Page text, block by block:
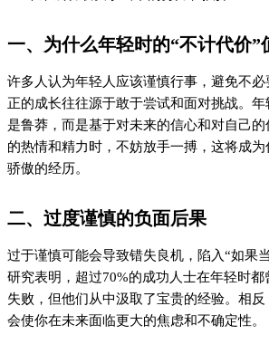
一、为什么年轻时的“不计代价”
许多人认为年轻人应该谨慎行事，避免不
正的成长往往源于敢于尝试和面对挑战。年
是鲁莽，而是基于对未来的信心和对自己
的热情和精力时，不妨放手一搏，这将成
骄傲的经历。
二、过度谨慎的负面后果
过于谨慎可能会导致错失良机，陷入“如果
研究表明，超过70%的成功人士在年轻时
失败，但他们从中汲取了宝贵的经验。相
会使你在未来面临更大的焦虑和不确定性。